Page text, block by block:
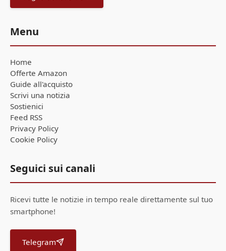
Menu
Home
Offerte Amazon
Guide all'acquisto
Scrivi una notizia
Sostienici
Feed RSS
Privacy Policy
Cookie Policy
Seguici sui canali
Ricevi tutte le notizie in tempo reale direttamente sul tuo
smartphone!
Telegram